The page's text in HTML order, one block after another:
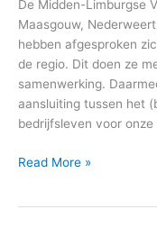
De Midden-Limburgse
Maasgouw,
hebben afgesproken
de regio. Dit doen ze
samenwerking.
aansluiting tussen het
bedrijfsleven voor
Read More »